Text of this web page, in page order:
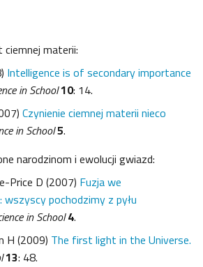
materii:
Intelligence is of secondary importance
in School10: 14.
Czynienie ciemnej materii nieco
in School5.
narodzinom i ewolucji gwiazd:
Price D (2007) Fuzja we
wszyscy pochodzimy z pyłu
in School 4.
H (2009) The first light in the Universe.
13: 48.